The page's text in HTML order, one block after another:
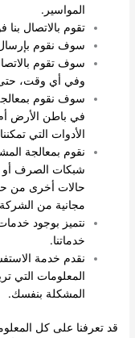
المواسير.
تقوم بالاتصال بنا
سوف نقوم
سوف تقوم
وفي أي وقت،
سوف نقوم
في باطن الأرض
الأدوات التي
نقوم بمعالجة
شبكات الصرف أو
حالات أخرى من
مجانية من
نتميز بوجود
خدماتنا.
نقدم خدمة
المعلومات التي
المشكلة بنفسك.
قد تعرفنا على كل